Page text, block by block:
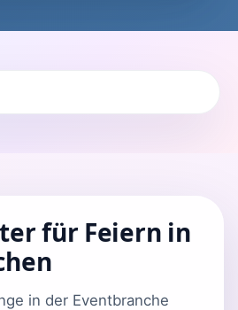
für Feiern in
in der Eventbranche